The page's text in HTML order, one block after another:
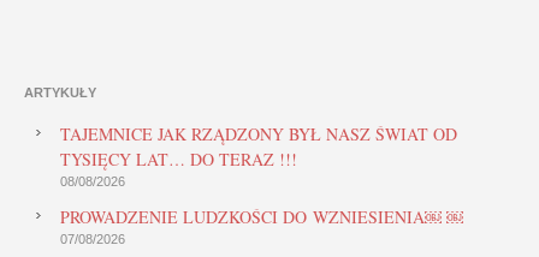
ARTYKUŁY
TAJEMNICE JAK RZĄDZONY BYŁ NASZ ŚWIAT OD
TYSIĘCY LAT… DO TERAZ !!!
08/08/2026
PROWADZENIE LUDZKOŚCI DO WZNIESIENIA￼ ￼
07/08/2026